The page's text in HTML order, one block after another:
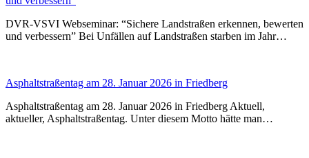
DVR-VSVI Webseminar: “Sichere Landstraßen erkennen, bewerten
und verbessern” Bei Unfällen auf Landstraßen starben im Jahr…
Asphaltstraßentag am 28. Januar 2026 in Friedberg
Asphaltstraßentag am 28. Januar 2026 in Friedberg Aktuell,
aktueller, Asphaltstraßentag. Unter diesem Motto hätte man…